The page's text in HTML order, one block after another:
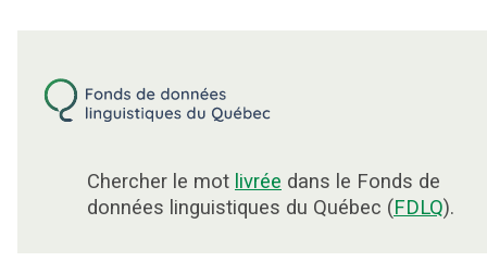
Chercher le mot livrée dans le Fonds de
données linguistiques du Québec (FDLQ).